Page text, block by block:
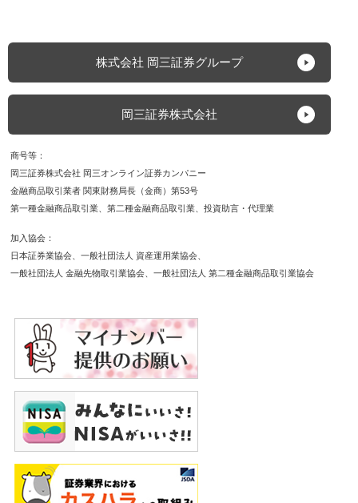
株式会社 岡三証券グループ
岡三証券株式会社
商号等
岡三証券株式会社 岡三オンライン証券カンパニー
金融商品取引業者 関東財務局長（金商）第53号
第一種金融商品取引業
第二種金融商品取引業 投資助言・代理業
加入協会
日本証券業協会
一般社団法人 資産運用業協会
一般社団法人 金融先物取引業協会
一般社団法人 第二種金融商品取引業協会